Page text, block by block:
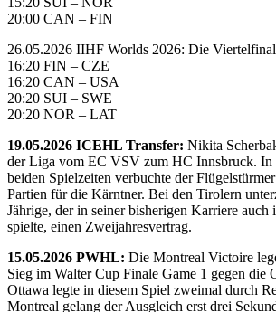
20:00 CAN – FIN
26.05.2026 IIHF Worlds 2026: Die
16:20 FIN – CZE
16:20 CAN – USA
20:20 SUI – SWE
20:20 NOR – LAT
19.05.2026 ICEHL Transfer: Nikita
der Liga vom EC VSV zum HC Innsbruck. In
beiden Spielzeiten verbuchte der
Partien für die Kärntner. Bei den Tirolern
Jährige, der in seiner bisherigen Karriere
spielte, einen Zweijahresvertrag.
15.05.2026 PWHL: Die Montreal Victoire
Sieg im Walter Cup Finale Game 1 gegen die
Ottawa legte in diesem Spiel zweimal durch
Montreal gelang der Ausgleich erst drei